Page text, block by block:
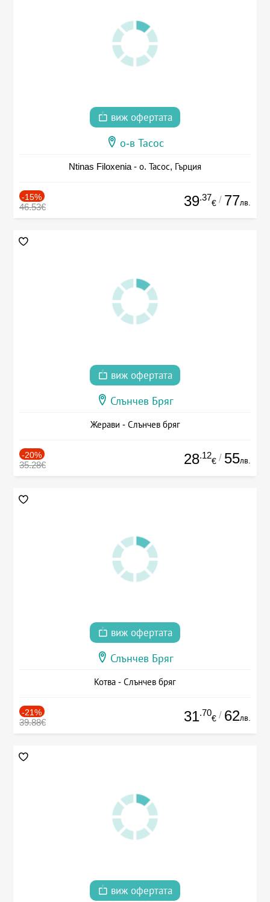
виж офертата
о-в Тасос
Ntinas Filoxenia - о. Тасос, Гърция
-15%
46.53€ 39.37
€ / 77лв.
виж офертата
Слънчев Бряг
Жерави - Слънчев бряг
-20%
35.28€ 28.12
€ / 55лв.
виж офертата
Слънчев Бряг
Котва - Слънчев бряг
-21%
39.88€ 31.70
€ / 62лв.
виж офертата